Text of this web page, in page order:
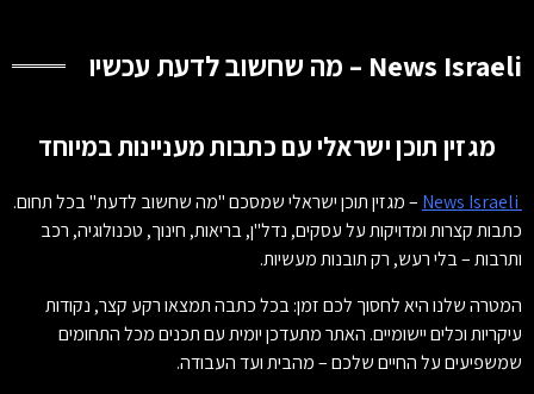
News Israeli – מה שחשוב לדעת עכשיו
מגזין תוכן ישראלי עם כתבות מעניינות במיוחד
– מגזין תוכן ישראלי שמסכם "מה שחשוב לדעת" בכל תחום.
כתבות קצרות ומדויקות על עסקים, נדל"ן, בריאות, חינוך, טכנולוגיה, רכב
ותרבות – בלי רעש, רק תובנות מעשיות.
המטרה שלנו היא לחסוך לכם זמן: בכל כתבה תמצאו רקע קצר, נקודות
עיקריות וכלים יישומיים. האתר מתעדכן יומית עם תכנים מכל התחומים
שמשפיעים על החיים שלכם – מהבית ועד העבודה.